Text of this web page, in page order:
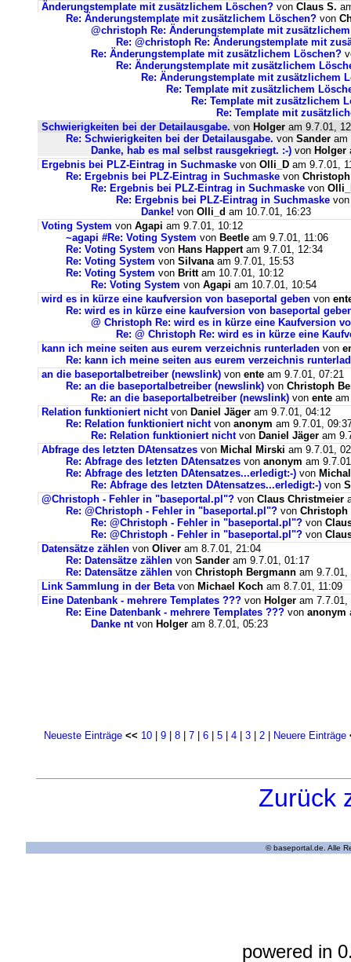
Änderungstemplate mit zusätzlichem Löschen? von Claus S.
Re: Änderungstemplate mit zusätzlichem Löschen? von
@christoph Re: Änderungstemplate mit
Re: @christoph Re: Änderungstemplate mit
Re: Änderungstemplate mit zusätzlichem Löschen?
Re: Änderungstemplate mit zusätzlichem
Re: Änderungstemplate mit zusätzlichem
Re: Template mit zusätzlichem
Re: Template mit zusätzlichem
Re: Template mit
Schwierigkeiten bei der Detailausgabe. von Holger am 9.7.01,
Re: Schwierigkeiten bei der Detailausgabe. von Sander am
Danke, hab es mal selbst rausgekriegt. :-) von Holger
Ergebnis bei PLZ-Eintrag in Suchmaske von Olli_D am 9.7.01,
Re: Ergebnis bei PLZ-Eintrag in Suchmaske von
Re: Ergebnis bei PLZ-Eintrag in Suchmaske von
Re: Ergebnis bei PLZ-Eintrag in Suchmaske
Danke! von Olli_d am 10.7.01, 16:23
Voting System von Agapi am 9.7.01, 10:12
~agapi #Re: Voting System von Beetle am 9.7.01, 11:06
Re: Voting System von Hans Happertam 9.7.01, 12:34
Re: Voting System von Silvanaam 9.7.01, 15:53
Re: Voting System von Brittam 10.7.01, 10:12
Re: Voting System von Agapi am 10.7.01, 10:54
wird es in kürze eine kaufversion von baseportal geben von
Re: wird es in kürze eine kaufversion von baseportal
@ Christoph Re: wird es in kürze eine Kaufversion
Re: @ Christoph Re: wird es in kürze eine
kann ich meine seiten aus eurem verzeichnis runterladen von
Re: kann ich meine seiten aus eurem verzeichnis
an die baseportalbetreiber (newslink) von ente am 9.7.01, 07:21
Re: an die baseportalbetreiber (newslink) von Christoph
Re: an die baseportalbetreiber (newslink) von ente
Relation funktioniert nichtvon Daniel Jäger am 9.7.01, 04:12
Re: Relation funktioniert nichtvon anonym am 9.7.01,
Re: Relation funktioniert nichtvon Daniel Jäger am
Abfrage des letzten DAtensatzes von Michal Mirski am 9.7.01,
Re: Abfrage des letzten DAtensatzes von anonym am
Re: Abfrage des letzten DAtensatzes...erledigt:-) von
Re: Abfrage des letzten DAtensatzes...erledigt:-) von
@Christoph - Fehler in "baseportal.pl"? von Claus Christmeier
Re: @Christoph - Fehler in "baseportal.pl"? von Christoph
Re: @Christoph - Fehler in "baseportal.pl"? von
Re: @Christoph - Fehler in "baseportal.pl"? von
Datensätze zählen von Oliver am 8.7.01, 21:04
Re: Datensätze zählen von Sander am 9.7.01, 01:17
Re: Datensätze zählen von Christoph Bergmann am 9.7.01,
Link Sammlung in der Betavon Michael Koch am 8.7.01, 11:09
Eine Datenbank - mehrere Templates ??? von Holger am 7.7.01,
Re: Eine Datenbank - mehrere Templates ??? von anonym
Danke ntvon Holger am 8.7.01, 05:23
Neueste Einträge << 10 9 8 7 6 5 4 3 2 Neuere Einträge
Zurück
© baseportal.de. Alle
powered in